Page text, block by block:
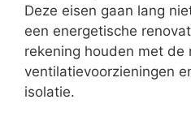
Deze eisen gaan lang
een energetische
rekening houden met de
ventilatievoorzieningen
isolatie.